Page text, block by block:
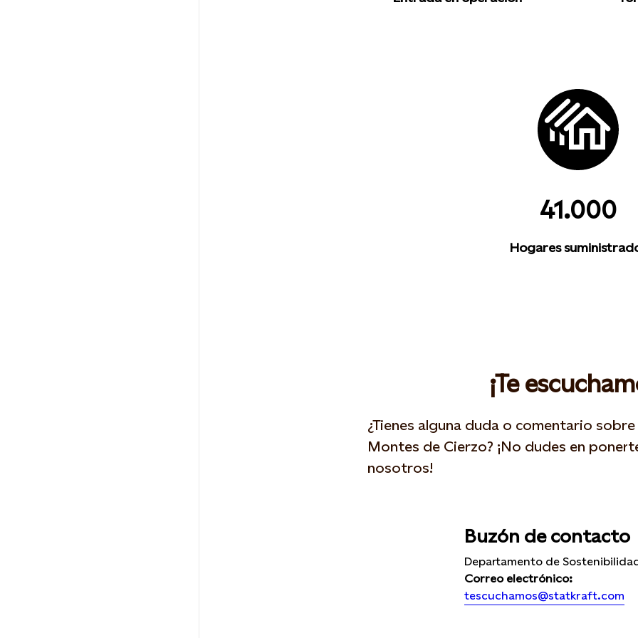
41.000
Hogares
¡Te
¿Tienes alguna duda o comentario
Montes de Cierzo? ¡No dudes en
nosotros!
Buzón de contacto
Departamento de
Correo electrónico:
tescuchamos@statkraft.com